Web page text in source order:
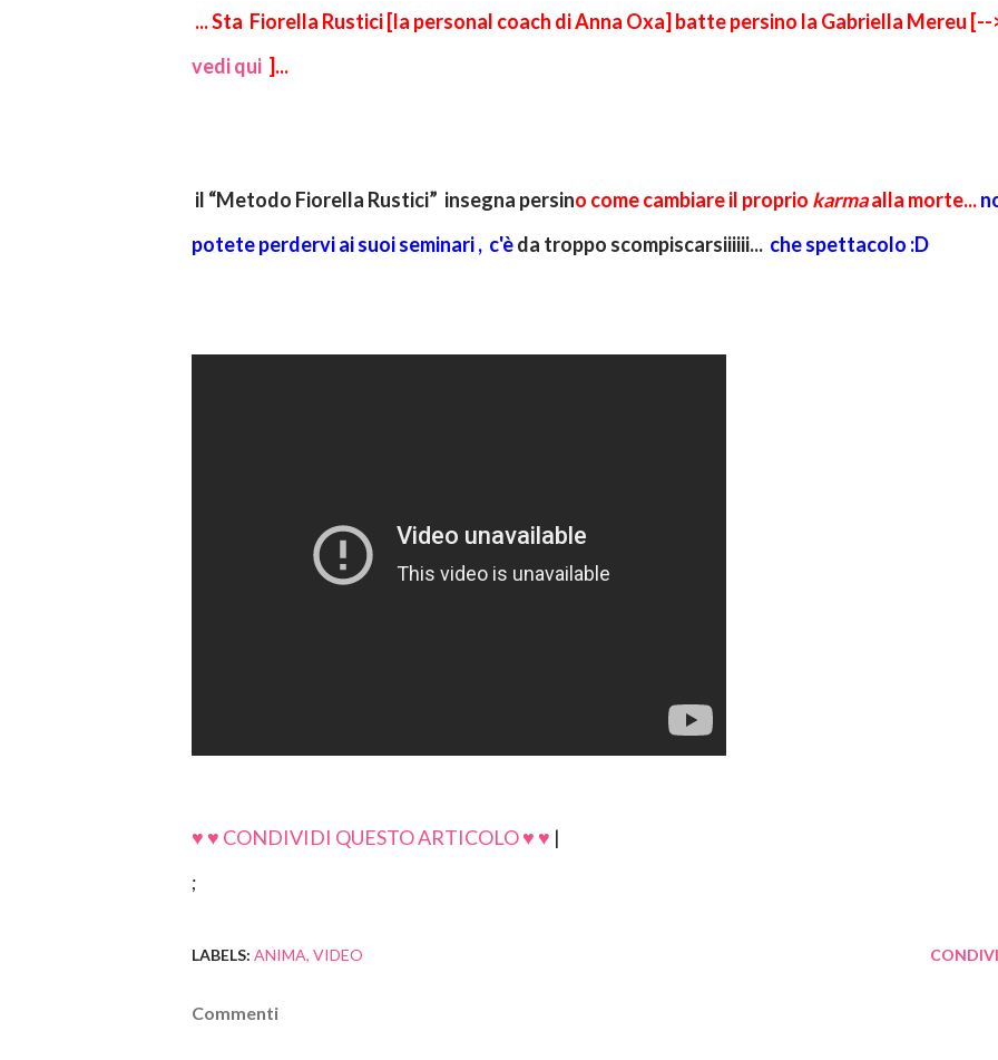
...Sta Fiorella Rustici [la personal coach di Anna Oxa] batte persino la Gabriella Mereu [--
vedi qui ]...
il “Metodo Fiorella Rustici” insegna persino come cambiare il proprio karmaalla morte...
potete perdervi ai suoi seminari , c'èda troppo scompiscarsiiiiii... che spettacolo :D
♥ ♥ CONDIVIDI QUESTO ARTICOLO ♥ ♥ |
;
LABELS: ANIMA VIDEO
Commenti